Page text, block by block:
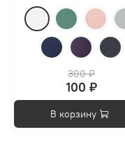
300 ₽
100 ₽
В корзину